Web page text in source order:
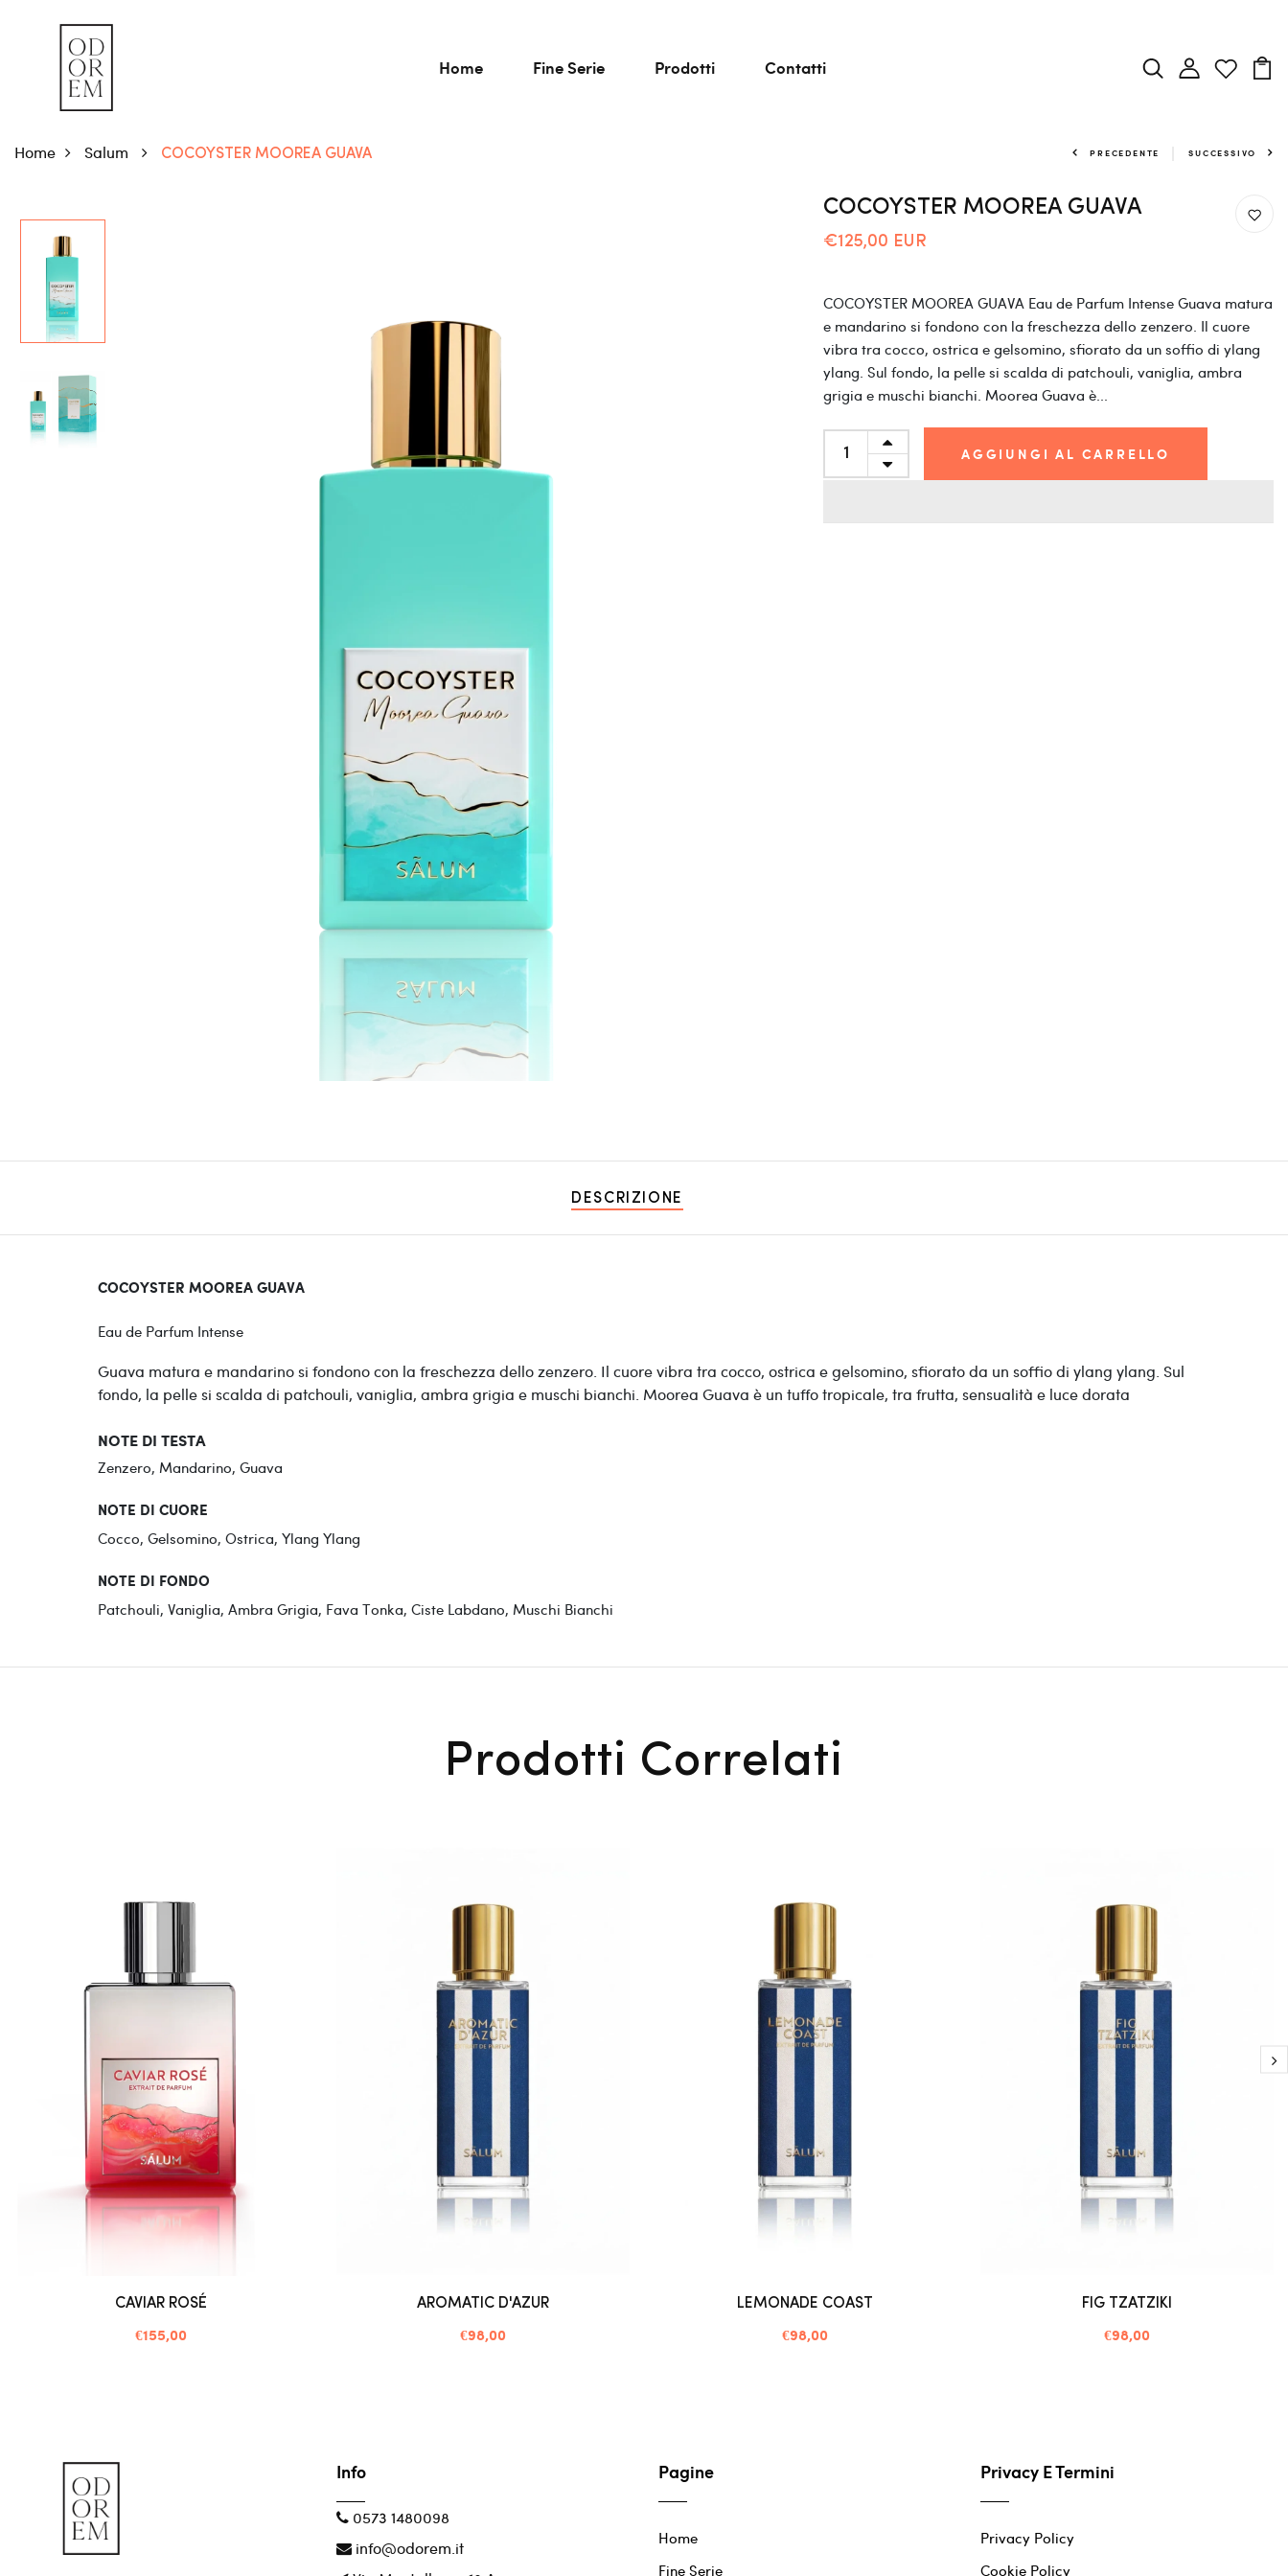
Home Fine Serie Prodotti Contatti
Home Salum COCOYSTER MOOREA GUAVA PRECEDENTE SUCCESSIVO
COCOYSTER MOOREA GUAVA
€125,00 EUR
COCOYSTER MOOREA GUAVA Eau de Parfum Intense Guava matura
e mandarino si fondono con la freschezza dello zenzero. Il cuore
vibra tra cocco, ostrica e gelsomino, sfiorato da un soffio di ylang
ylang. Sul fondo, la pelle si scalda di patchouli, vaniglia, ambra
grigia e muschi bianchi. Moorea Guava è...
AGGIUNGI AL CARRELLO
DESCRIZIONE
COCOYSTER MOOREA GUAVA
Eau de Parfum Intense
Guava matura e mandarino si fondono con la freschezza dello zenzero. Il cuore vibra tra cocco, ostrica e gelsomino, sfiorato da un soffio di ylang ylang. Sul
fondo, la pelle si scalda di patchouli, vaniglia, ambra grigia e muschi bianchi. Moorea Guava è un tuffo tropicale, tra frutta, sensualità e luce dorata
NOTE DI TESTA
Zenzero, Mandarino, Guava
NOTE DI CUORE
Cocco, Gelsomino, Ostrica, Ylang Ylang
NOTE DI FONDO
Patchouli, Vaniglia, Ambra Grigia, Fava Tonka, Ciste Labdano, Muschi Bianchi
Prodotti Correlati
CAVIAR ROSÉ
€155,00
AROMATIC D'AZUR
€98,00
LEMONADE COAST
€98,00
FIG TZATZIKI
€98,00
Info
0573 1480098
info@odorem.it
Pagine
Home
Fine Serie
Privacy E Termini
Privacy Policy
Cookie Policy